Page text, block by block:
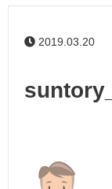
2019.03.20